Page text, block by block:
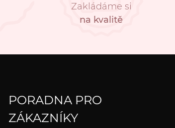
Zakládáme si
na kvalitě
PORADNA PRO
ZÁKAZNÍKY